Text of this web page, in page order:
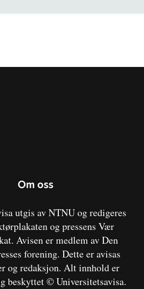
Om oss
utgis av NTNU og redigeres
og pressens Vær
Avisen er medlem av Den
forening. Dette er avisas
og redaksjon. Alt innhold er
beskyttet © Universitetsavisa.